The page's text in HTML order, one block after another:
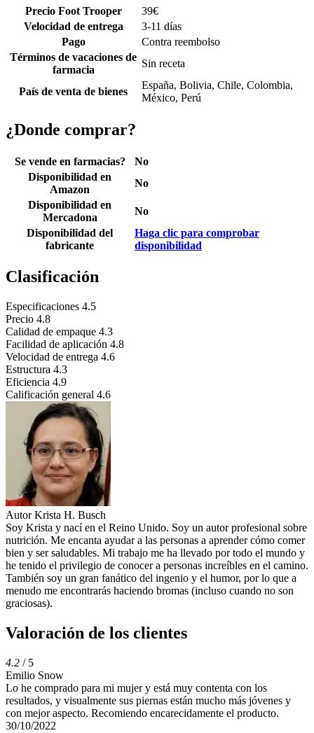
Precio Foot Trooper 39€
Velocidad de entrega
3-11 días
Pago
Contra reembolso
Términos de vacaciones de
farmacia
Sin receta
País de venta de bienes
España, Bolivia, Chile, Colombia,
México, Perú
¿Donde comprar?
Se vende en farmacias?
No
Disponibilidad en
Amazon
No
Disponibilidad en
Mercadona
No
Disponibilidad del
fabricante
Haga clic para comprobar
disponibilidad
Clasificación
Especificaciones 4.5
Precio 4.8
Calidad de empaque 4.3
Facilidad de aplicación 4.8
Velocidad de entrega 4.6
Estructura 4.3
Eficiencia 4.9
Calificación general 4.6
Autor Krista H. Busch
Soy Krista y nací en el Reino Unido. Soy un autor profesional sobre
nutrición. Me encanta ayudar a las personas a aprender cómo comer
bien y ser saludables. Mi trabajo me ha llevado por todo el mundo y
he tenido el privilegio de conocer a personas increíbles en el camino.
También soy un gran fanático del ingenio y el humor, por lo que a
menudo me encontrarás haciendo bromas (incluso cuando no son
graciosas).
Valoración de los clientes
4.2 / 5
Emilio Snow
Lo he comprado para mi mujer y está muy contenta con los
resultados, y visualmente sus piernas están mucho más jóvenes y
con mejor aspecto. Recomiendo encarecidamente el producto.
30/10/2022